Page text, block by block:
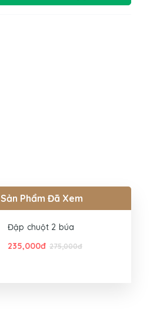
Sản Phẩm Đã Xem
Đập chuột 2 búa
235,000đ 275,000đ